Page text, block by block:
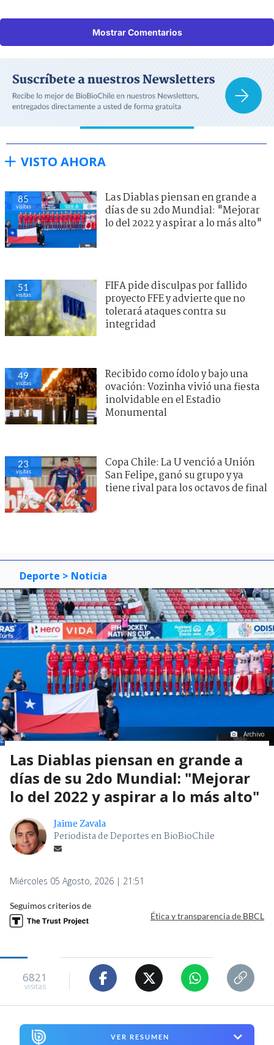
Mostrar Comentarios
VISTO AHORA
85
visitas
Las Diablas piensan en grande a
días de su 2do Mundial: "Mejorar
lo del 2022 y aspirar a lo más alto"
51
visitas
FIFA pide disculpas por fallido
proyecto FFE y advierte que no
tolerará ataques contra su
integridad
49
visitas
Recibido como ídolo y bajo una
ovación: Vozinha vivió una fiesta
inolvidable en el Estadio
Monumental
23
visitas
Copa Chile: La U venció a Unión
San Felipe, ganó su grupo y ya
tiene rival para los octavos de final
Deporte > Noticia
Archivo
Las Diablas piensan en grande a
días de su 2do Mundial: "Mejorar
lo del 2022 y aspirar a lo más alto"
Jaime Zavala
Periodista de Deportes en BioBioChile
Miércoles 05 Agosto, 2026 | 21:51
Seguimos criterios de
Ética y transparencia de BBCL
6821
visitas
VER RESUMEN